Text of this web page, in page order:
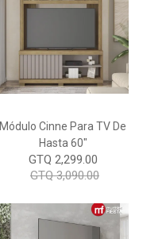
Módulo Cinne Para TV De
Hasta 60"
GTQ 2,299.00
GTQ 3,090.00